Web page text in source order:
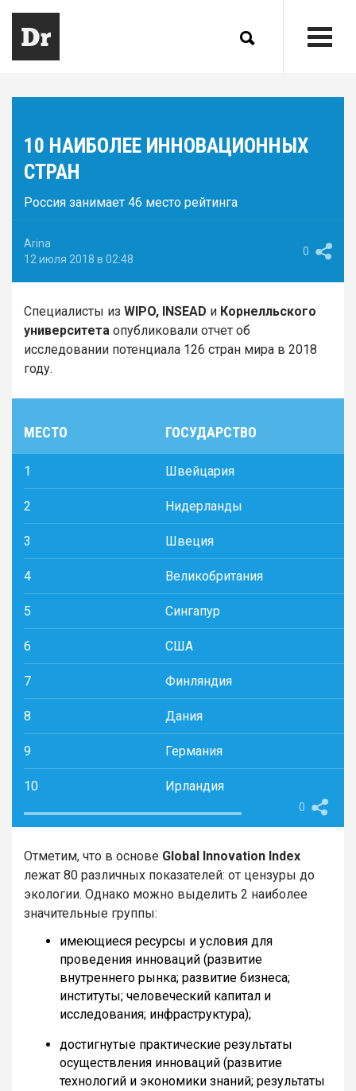
10 НАИБОЛЕЕ ИННОВАЦИОННЫХ
СТРАН
Россия занимает 46 место рейтинга
Arina
12 июля 2018 в 02:48
0
Специалисты из WIPO, INSEAD и Корнелльского
университета опубликовали отчет об
исследовании потенциала 126 стран мира в 2018
году.
МЕСТО ГОСУДАРСТВО
1 Швейцария
2 Нидерланды
3 Швеция
4 Великобритания
5 Сингапур
6 США
7 Финляндия
8 Дания
9 Германия
10 Ирландия
0
Отметим, что в основе Global Innovation Index
лежат 80 различных показателей: от цензуры до
экологии. Однако можно выделить 2 наиболее
значительные группы:
имеющиеся ресурсы и условия для
проведения инноваций (развитие
внутреннего рынка; развитие бизнеса;
институты; человеческий капитал и
исследования; инфраструктура);
достигнутые практические результаты
осуществления инноваций (развитие
технологий и экономики знаний; результаты